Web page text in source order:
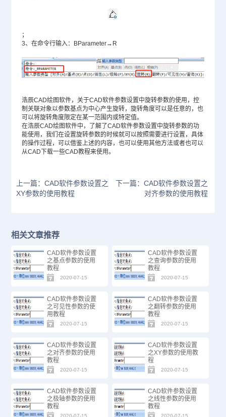
；
3、在命令行输入：BParameter→R
浩辰CAD绘图软件，关于CAD软件参数设置中旋转参数的使用，控
制关联对象以参数基点为中心产生旋转，旋转角度可以是任意的，也
可以将旋转角度限定在某一范围内或特定值。
在浩辰CAD绘图软件中，了解了CAD软件参数设置中旋转参数的功
能使用，我们在设置旋转参数的时候就可以按照需要进行设置，具体
的操作过程，可以借鉴上述的内容，也可以使用其他方法或者也可以
从CAD下载一些CAD教程来使用。
上一篇：CAD软件参数设置之
XY参数的使用教程
下一篇：CAD软件参数设置之
对齐参数的使用教程
相关文章推荐
CAD软件参数设置
之基点参数的使用
教程
2020-07-15
CAD软件参数设置
之查询参数的使用
教程
2020-07-15
CAD软件参数设置
之可见性参数的使
用教程
2020-07-15
CAD软件参数设置
之翻转参数的使用
教程
2020-07-15
CAD软件参数设置
之对齐参数的使用
教程
2020-07-15
CAD软件参数设置
之XY参数的使用教
程
2020-07-15
CAD软件参数设置
之极轴参数的使用
教程
2020-07-15
CAD软件参数设置
之线性参数的使用
教程
2020-07-15